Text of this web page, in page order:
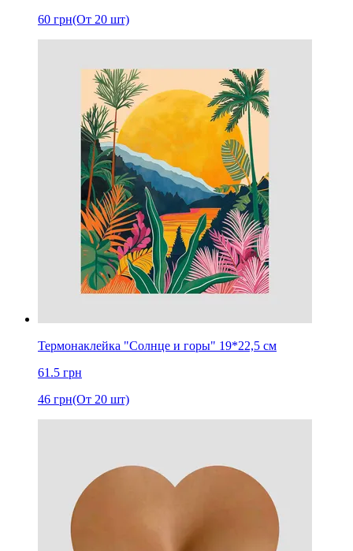
60 грн(От 20 шт)
Термонаклейка "Солнце и горы" 19*22,5 см
61.5 грн
46 грн(От 20 шт)